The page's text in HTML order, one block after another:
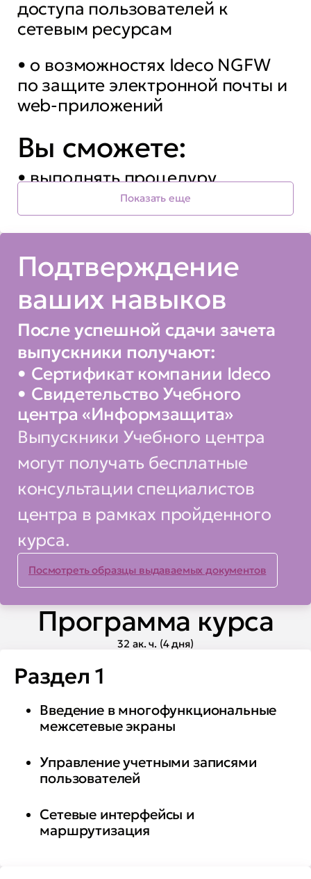
доступа пользователей к
сетевым ресурсам
• о возможностях Ideco NGFW
по защите электронной почты и
web-приложений
Вы сможете:
• выполнять процедуру
инициализации и начального
конфигурирования кластера
межсетевых экранов Ideco
• настраивать маршрутизацию
и одновременное подключение
к нескольким Интернет-
провайдерам
• настраивать политики
фильтрации и трансляции
адресов
• осуществлять настройку
контент-фильтра
• выполнять настройку анализа
НТТР и HTTPS-трафика
• планировать и развертывать
виртуальные частные сети
• разрабатывать и
реализовывать политику
управления пропускной
способностью каналов связи
Показать еще
Подтверждение
ваших навыков
После успешной сдачи зачета
выпускники получают:
Сертификат компании Ideco
Свидетельство Учебного
центра «Информзащита»
Выпускники Учебного центра
могут получать бесплатные
консультации специалистов
центра в рамках пройденного
курса.
Посмотреть образцы выдаваемых документов
Программа курса
32 ак. ч. (4 дня)
Раздел 1
Введение в многофункциональные
межсетевые экраны
Управление учетными записями
пользователей
Сетевые интерфейсы и
маршрутизация